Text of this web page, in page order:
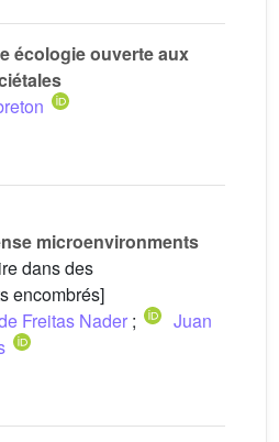
écologie ouverte aux
microenvironments
dans des
encombrés]
Freitas Nader ;
Juan